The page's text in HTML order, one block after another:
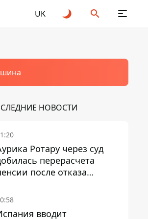
UK
НОВОСТИ
Ротару через суд
перерасчета
после отказа
фонда
вводит